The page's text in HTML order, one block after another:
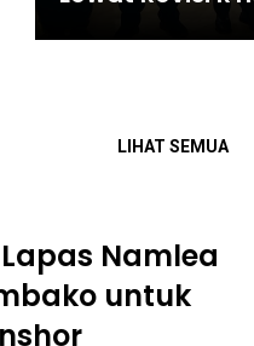
LIHAT SEMUA
Lapas Namlea
untuk